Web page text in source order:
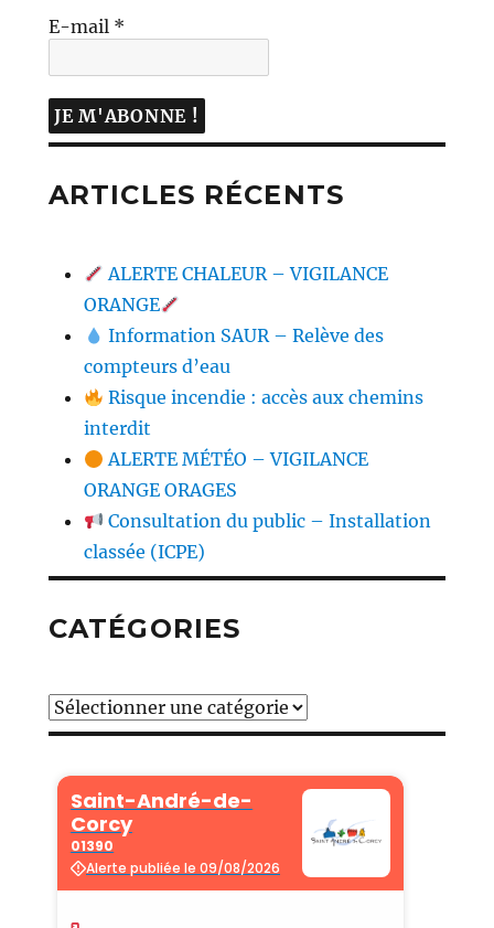
E-mail *
ARTICLES RÉCENTS
ALERTE CHALEUR – VIGILANCE
ORANGE
Information SAUR – Relève des
compteurs d’eau
Risque incendie : accès aux chemins
interdit
ALERTE MÉTÉO – VIGILANCE
ORANGE ORAGES
Consultation du public – Installation
classée (ICPE)
CATÉGORIES
Catégories